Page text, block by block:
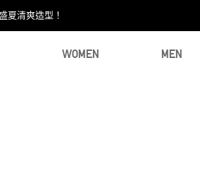
夏清爽造型！
WOMEN MEN